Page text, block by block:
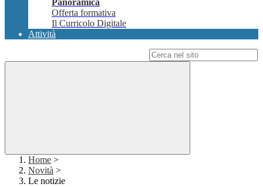
Panoramica
Offerta formativa
Il Curricolo Digitale
Attività
Home >
Novità >
Le notizie